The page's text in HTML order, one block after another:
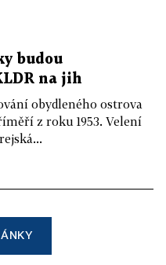
budou
na jih
obydleného ostrova
z roku 1953. Velení